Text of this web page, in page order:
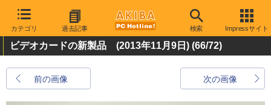
カテゴリ 過去記事 検索 Impressサイト
ビデオカードの新製品 (2013年11月9日) (66/72)
前の画像 次の画像